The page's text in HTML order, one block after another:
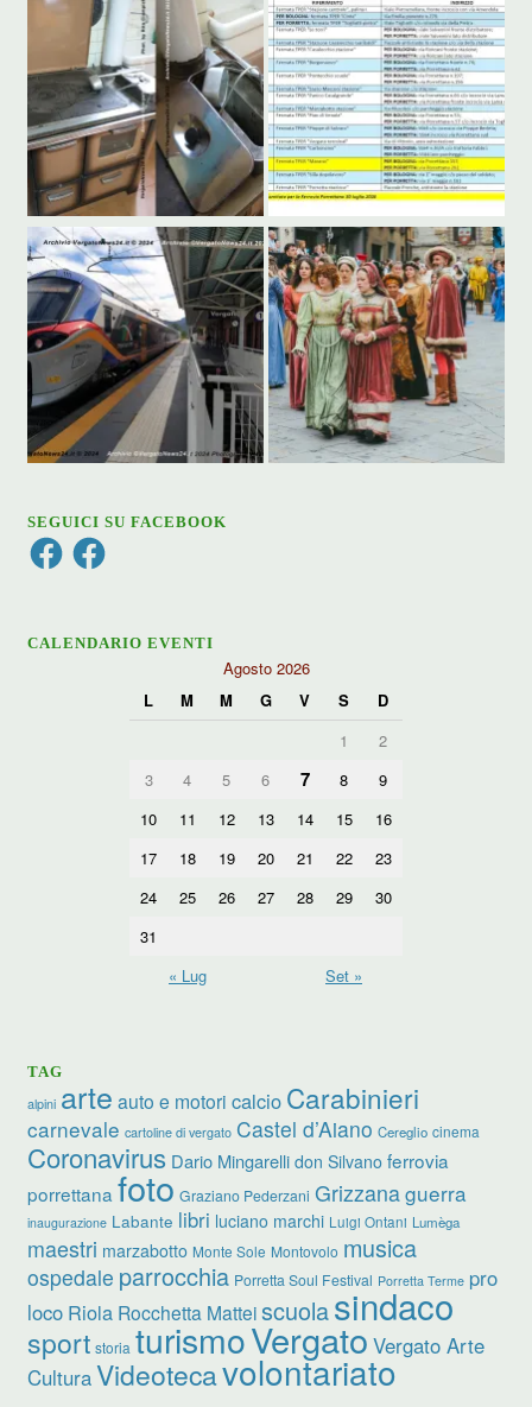
SEGUICI SU FACEBOOK
FacebookFacebook
CALENDARIO EVENTI
Agosto 2026
L
M M G V S
D
1
2
3
4 5 6 7 8
9
10
11 12 13 14 15
16
17
18 19 20 21 22
23
24
25 26 27 28 29
30
31
« Lug
Set »
TAG
alpini arte auto e motori calcio Carabinieri
carnevale cartoline di vergato Castel d’Aiano Cereglio cinema
Coronavirus Dario Mingarelli don Silvano ferrovia
porrettana foto Graziano Pederzani Grizzanaguerra
inaugurazione Labante libri luciano marchi Luigi Ontani Lumèga
maestri marzabotto Monte Sole Montovolo musica
ospedale parrocchia Porretta Soul Festival Porretta Terme pro
loco Riola Rocchetta Matteiscuolasindaco
sport storia turismoVergato Vergato Arte
CulturaVideotecavolontariato